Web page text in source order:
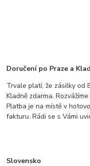
Doručení po Praze a
Trvale platí, že zásilky od
Kladně zdarma.
Platba je na místě v
fakturu. Rádi se s Vámi
Slovensko